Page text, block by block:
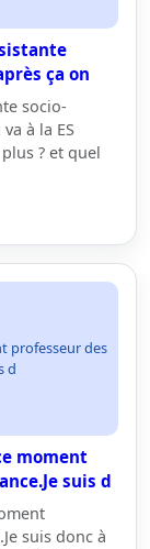
ça on
socio-
à la ES
? et quel
professeur des
d
moment
suis d
suis donc à